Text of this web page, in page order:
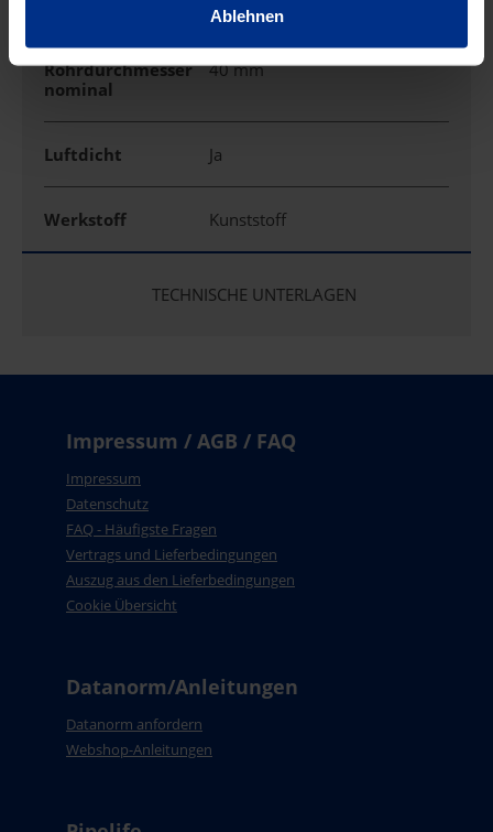
Ablehnen
Für
Rohrdurchmesser
nominal
40 mm
Luftdicht Ja
Werkstoff Kunststoff
TECHNISCHE UNTERLAGEN
Impressum / AGB / FAQ
Impressum
Datenschutz
FAQ - Häufigste Fragen
Vertrags und Lieferbedingungen
Auszug aus den Lieferbedingungen
Cookie Übersicht
Datanorm/Anleitungen
Datanorm anfordern
Webshop-Anleitungen